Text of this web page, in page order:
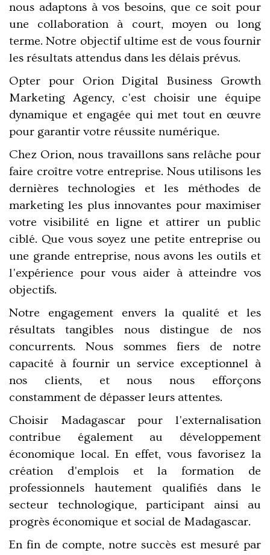
nous adaptons à vos besoins, que ce soit pour
une collaboration à court, moyen ou long
terme. Notre objectif ultime est de vous fournir
les résultats attendus dans les délais prévus.
Opter pour Orion Digital Business Growth
Marketing Agency, c'est choisir une équipe
dynamique et engagée qui met tout en œuvre
pour garantir votre réussite numérique.
Chez Orion, nous travaillons sans relâche pour
faire croître votre entreprise. Nous utilisons les
dernières technologies et les méthodes de
marketing les plus innovantes pour maximiser
votre visibilité en ligne et attirer un public
ciblé. Que vous soyez une petite entreprise ou
une grande entreprise, nous avons les outils et
l'expérience pour vous aider à atteindre vos
objectifs.
Notre engagement envers la qualité et les
résultats tangibles nous distingue de nos
concurrents. Nous sommes fiers de notre
capacité à fournir un service exceptionnel à
nos clients, et nous nous efforçons
constamment de dépasser leurs attentes.
Choisir Madagascar pour l'externalisation
contribue également au développement
économique local. En effet, vous favorisez la
création d'emplois et la formation de
professionnels hautement qualifiés dans le
secteur technologique, participant ainsi au
progrès économique et social de Madagascar.
En fin de compte, notre succès est mesuré par